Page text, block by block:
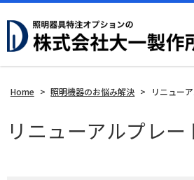
Home > 照明機器のお悩み解決 > リニュー
リニューアルプレー